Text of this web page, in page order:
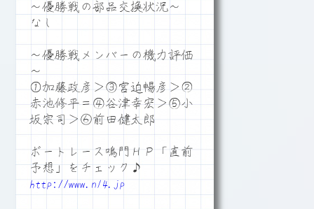
～優勝戦の部品交換状況～
なし
～優勝戦メンバーの機力評価
～
①加藤政彦＞③宮迫暢彦＞②
赤池修平＝④谷津幸宏＞⑤小
坂宗司＞⑥前田健太郎
ボートレース鳴門ＨＰ「直前
予想」をチェック♪
http://www.n14.jp